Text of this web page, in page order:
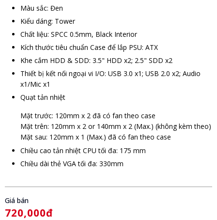
Màu sắc: Đen
Kiểu dáng: Tower
Chất liệu: SPCC 0.5mm, Black Interior
Kích thước tiêu chuẩn Case để lắp PSU: ATX
Khe cắm HDD & SDD: 3.5" HDD x2; 2.5" SDD x2
Thiết bị kết nối ngoại vi I/O: USB 3.0 x1; USB 2.0 x2; Audio
x1/Mic x1
Quạt tản nhiệt
Mặt trước: 120mm x 2 đã có fan theo case
Mặt trên: 120mm x 2 or 140mm x 2 (Max.) (không kèm theo)
Mặt sau: 120mm x 1 (Max.) đã có fan theo case
Chiều cao tản nhiệt CPU tối đa: 175 mm
Chiều dài thẻ VGA tối đa: 330mm
Giá bán
720,000đ